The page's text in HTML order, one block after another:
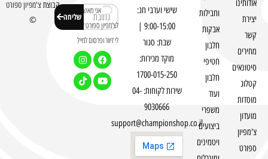
אודותינו
יצירת
קשר
מחירים
סיטונאים
קטלוג
מוסדות
מועדון
צ'מפיון
ספורט
וחבילות
אבקות
חלבון
חטיפי
חלבון
ועוד
משפרי
ביצועים
ויטמינים
שישי וערבי חג:
9:00-15:00 |
שבת: סגור
מוקד מכירות:
1700-015-250
שירות לקוחות: 04-
9030666
support@championshop.co.il
אני מאשר
לצ'מפיון ספורט לשלוח
לי דיוור ופרסום למייל
שליחה
קבוצתצ'מפיון ספורט
©